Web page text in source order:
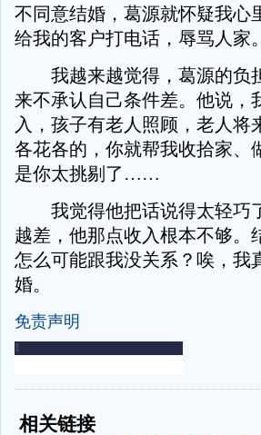
不同意结婚，葛源就怀疑我心
给我的客户打电话，辱骂人家。
我越来越觉得，葛源的负
来不承认自己条件差。他说，
入，孩子有老人照顾，老人
各花各的，你就帮我收拾家、
是你太挑剔了……
我觉得他把话说得太轻巧
越差，他那点收入根本不够。
怎么可能跟我没关系？唉，我
婚。
免责声明
-
相关链接